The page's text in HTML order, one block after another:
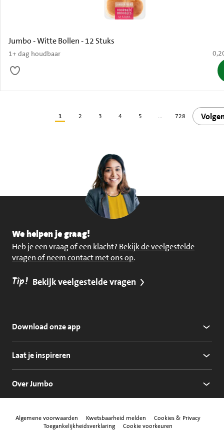
Jumbo - Witte Bollen - 12 Stuks
1+ dag houdbaar €
1 2 3 4 5 ... 728
We helpen je graag!
Heb je een vraag of een klacht? Bekijk de veelgestelde
vragen of neem contact met ons op.
Tip! Bekijk veelgestelde vragen
Download onze app
Laat je inspireren
Over Jumbo
Algemene voorwaarden Kwetsbaarheid melden
Cookies & Privacy
Toegankelijkheidsverklaring
Cookie voorkeuren